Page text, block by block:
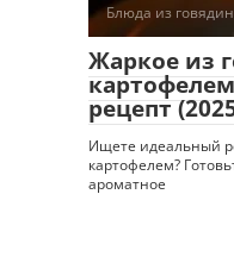
Блюда из
Жаркое из
рецепт
Ищете идеальный
картофелем?
ароматное